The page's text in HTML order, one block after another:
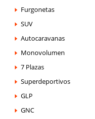
Furgonetas
SUV
Autocaravanas
Monovolumen
7 Plazas
Superdeportivos
GLP
GNC